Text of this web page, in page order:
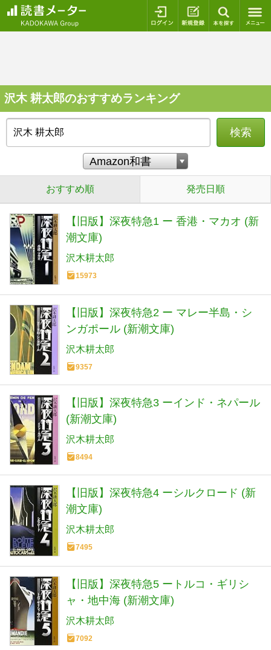
ログイン 新規登録
沢木 耕太郎のおすすめランキング
検索
おすすめ順 発売日順
【旧版】深夜特急1 ー 香港・マカオ (新
潮文庫)
沢木耕太郎
15973
【旧版】深夜特急2 ー マレー半島・シ
ンガポール (新潮文庫)
沢木耕太郎
9357
【旧版】深夜特急3 ーインド・ネパール
(新潮文庫)
沢木耕太郎
8494
【旧版】深夜特急4 ーシルクロード (新
潮文庫)
沢木耕太郎
7495
【旧版】深夜特急5 ートルコ・ギリシ
ャ・地中海 (新潮文庫)
沢木耕太郎
7092